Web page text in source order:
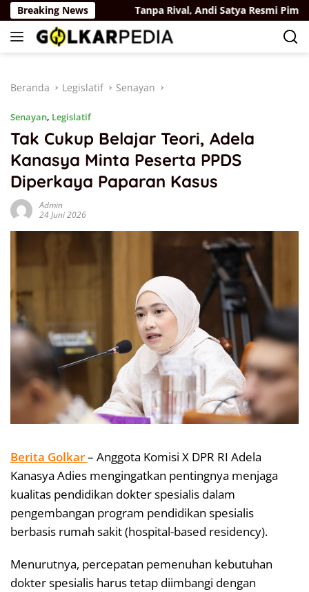
Langsung
ke
konten
Breaking News
Sisdiknas Tanpa Rival, Andi Satya Resmi Pimpin
Beranda Legislatif Senayan
Senayan, Legislatif
Tak Cukup Belajar Teori, Adela
Kanasya Minta Peserta PPDS
Diperkaya Paparan Kasus
Admin
24 Juni 2026
Berita Golkar– Anggota Komisi X DPR RI Adela
Kanasya Adies mengingatkan pentingnya menjaga
kualitas pendidikan dokter spesialis dalam
pengembangan program pendidikan spesialis
berbasis rumah sakit (hospital-based residency).
Menurutnya, percepatan pemenuhan kebutuhan
dokter spesialis harus tetap diimbangi dengan